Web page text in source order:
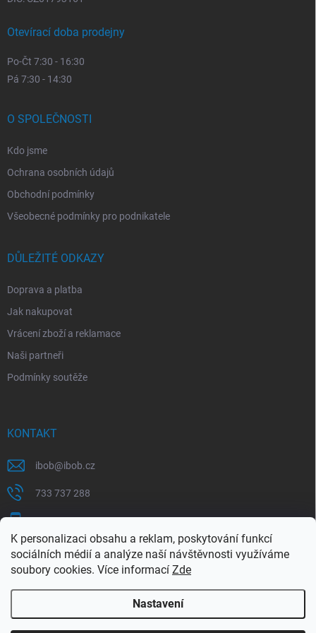
K personalizaci obsahu a reklam, poskytování funkcí
sociálních médií a analýze naší návštěvnosti využíváme
soubory cookies. Více informací Zde
Nastavení
Otevírací doba prodejny
Po-Čt 7:30 - 16:30
Pá 7:30 - 14:30
O SPOLEČNOSTI
Kdo jsme
Ochrana osobních údajů
Obchodní podmínky
Všeobecné podmínky pro podnikatele
DŮLEŽITÉ ODKAZY
Doprava a platba
Jak nakupovat
Vrácení zboží a reklamace
Naši partneři
Podmínky soutěže
KONTAKT
ibob@ibob.cz
733 737 288
607 069 561
Sledujte nás na Facebooku !
ibob_s.r.o/
Copyright 2026ibob s.r.o.. Všechna práva vyhrazena.Upravit nastavení